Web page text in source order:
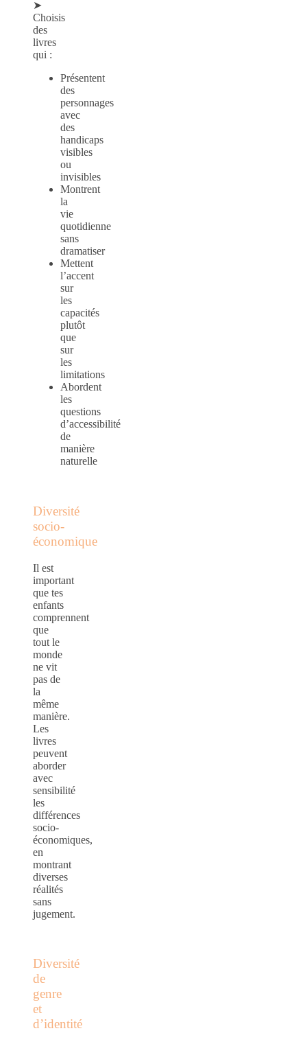
➤
Choisis
des
livres
qui :
Présentent
des
personnages
avec
des
handicaps
visibles
ou
invisibles
Montrent
la
vie
quotidienne
sans
dramatiser
Mettent
l’accent
sur
les
capacités
plutôt
que
sur
les
limitations
Abordent
les
questions
d’accessibilité
de
manière
naturelle
Diversité
socio-
économique
Il est
important
que tes
enfants
comprennent
que
tout le
monde
ne vit
pas de
la
même
manière.
Les
livres
peuvent
aborder
avec
sensibilité
les
différences
socio-
économiques,
en
montrant
diverses
réalités
sans
jugement.
Diversité
de
genre
et
d’identité